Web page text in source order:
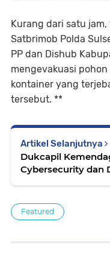
Kurang dari satu jam,
Satbrimob Polda
PP dan Dishub
mengevakuasi
kontainer yang
tersebut. **
Artikel Selanjutnya
Dukcapil
Cybersecurity dan
Featured